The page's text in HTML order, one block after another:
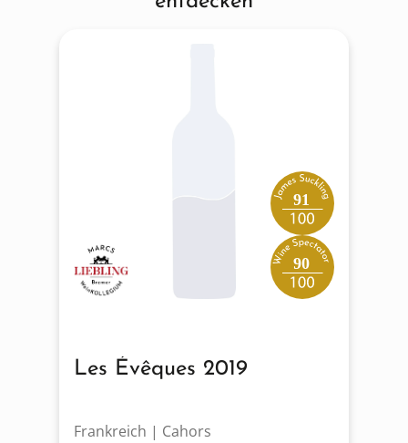
91
90
Les Évêques 2019
Frankreich | Cahors